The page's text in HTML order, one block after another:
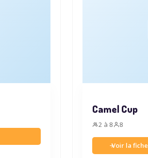
Camel Cup
2 à 8 8
Voir la fiche